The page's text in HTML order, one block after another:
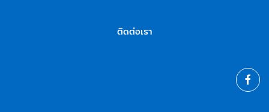
ติดต่อเรา